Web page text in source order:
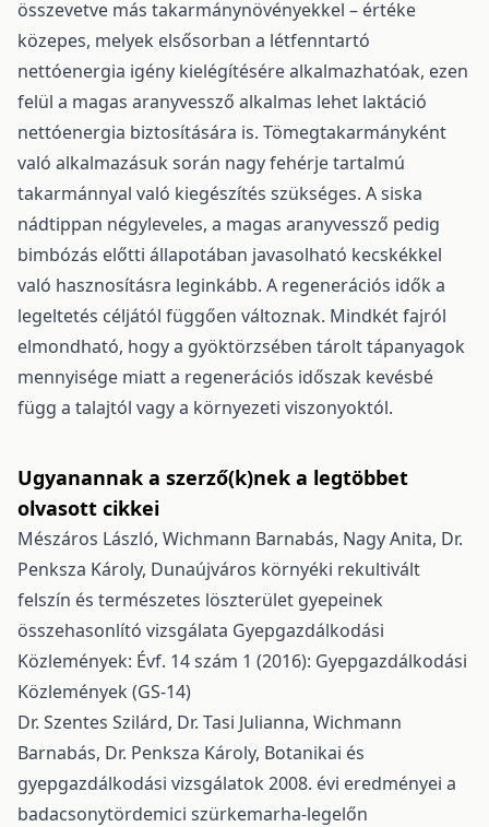
összevetve más takarmánynövényekkel – értéke
közepes, melyek elsősorban a létfenntartó
nettóenergia igény kielégítésére alkalmazhatóak, ezen
felül a magas aranyvessző alkalmas lehet laktáció
nettóenergia biztosítására is. Tömegtakarmányként
való alkalmazásuk során nagy fehérje tartalmú
takarmánnyal való kiegészítés szükséges. A siska
nádtippan négyleveles, a magas aranyvessző pedig
bimbózás előtti állapotában javasolható kecskékkel
való hasznosításra leginkább. A regenerációs idők a
legeltetés céljától függően változnak. Mindkét fajról
elmondható, hogy a gyöktörzsében tárolt tápanyagok
mennyisége miatt a regenerációs időszak kevésbé
függ a talajtól vagy a környezeti viszonyoktól.
Ugyanannak a szerző(k)nek a legtöbbet
olvasott cikkei
Mészáros László, Wichmann Barnabás, Nagy Anita, Dr.
Penksza Károly, Dunaújváros környéki rekultivált
felszín és természetes löszterület gyepeinek
összehasonlító vizsgálata Gyepgazdálkodási
Közlemények: Évf. 14 szám 1 (2016): Gyepgazdálkodási
Közlemények (GS-14)
Dr. Szentes Szilárd, Dr. Tasi Julianna, Wichmann
Barnabás, Dr. Penksza Károly, Botanikai és
gyepgazdálkodási vizsgálatok 2008. évi eredményei a
badacsonytördemici szürkemarha-legelőn